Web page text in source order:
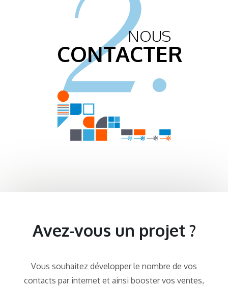
NOUS
CONTACTER
Avez-vous un projet ?
Vous souhaitez développer le nombre de vos
contacts par internet et ainsi booster vos ventes,